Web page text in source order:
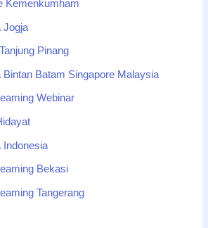
Kemenkumham
Jogja
Pinang
Bintan Batam Singapore Malaysia
Webinar
Indonesia
Bekasi
Tangerang